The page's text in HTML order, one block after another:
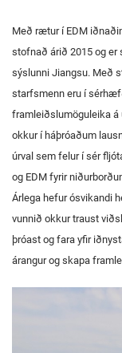
Með rætur í EDM
stofnað árið 2015 og er
sýslunni Jiangsu. Með
starfsmenn eru í
framleiðslumöguleika á
okkur í háþróaðum
úrval sem felur í sér
og EDM fyrir
Árlega hefur ósvikandi
vunnið okkur traust
þróast og fara yfir
árangur og skapa